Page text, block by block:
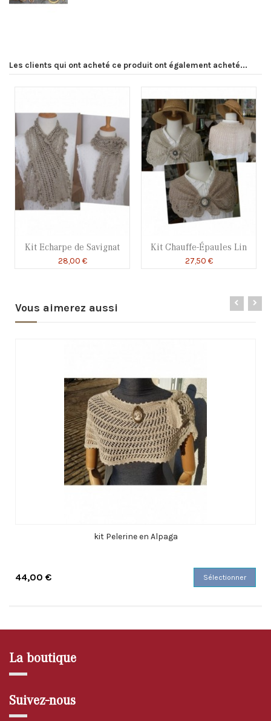
Les clients qui ont acheté ce produit ont également acheté...
Kit Echarpe de Savignat
28,00 €
Kit Chauffe-Épaules Lin
27,50 €
Vous aimerez aussi
kit Pelerine en Alpaga
44,00 € Sélectionner
La boutique
Suivez-nous